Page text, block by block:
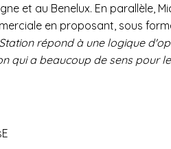
et au Benelux. En parallèle,
en proposant, sous
répond à une logique
qui a beaucoup de sens pour